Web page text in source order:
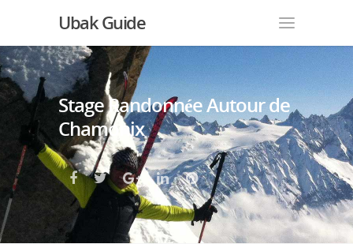
Ubak Guide
Stage Randonnée Autour de
Chamonix